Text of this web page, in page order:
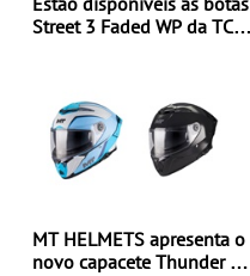
Street 3 Faded WP da TCX
MT HELMETS apresenta o
novo capacete Thunder 4 R